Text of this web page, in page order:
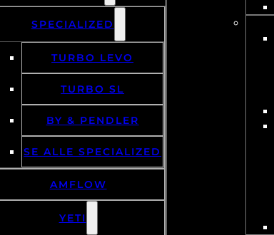
SPECIALIZED
TURBO LEVO
TURBO SL
BY & PENDLER
SE ALLE SPECIALIZED
AMFLOW
YETI